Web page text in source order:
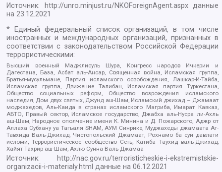
Источник: http://unro.minjust.ru/NKOForeignAgent.aspxданные
на23.12.2021
* Единый федеральный список организаций, в том числе
иностранных и международных организаций, признанных в
соответствии с законодательством Российской Федерации
террористическими:
Высший военный Маджлисуль Шура, Конгресс народов Ичкерии и
Дагестана, База, Асбат аль-Ансар, Священная война, Исламская группа,
Братья-мусульмане, Партия исламского освобождения, Лашкар-И-Тайба,
Исламская группа, Движение Талибан, Исламская партия Туркестана,
Общество социальных реформ, Общество возрождения исламского
наследия, Дом двух святых, Джунд аш-Шам, Исламский джихад – Джамаат
моджахедов, Аль-Каида в странах исламского Магриба, Имарат Кавказ,
АБТО, Правый сектор, Исламское государство, Джабха аль-Нусра ли-Ахль
аш-Шам, Народное ополчение имени К. Минина и Д. Пожарского, Аджр от
Аллаха Субхану уа Тагьаля SHAM, АУМ Синрике, Муджахеды джамаата Ат-
Тавхида Валь-Джихад, Чистопольский Джамаат, Рохнамо ба суи давлати
исломи, Террористическое сообщество Сеть, Катиба Таухид валь-Джихад,
Хайят Тахрир аш-Шам, Ахлю Сунна Валь Джамаа
Источник:
http://nac.gov.ru/terroristicheskie-i-ekstremistskie-
organizacii-i-materialy.html данные на06.12.2021